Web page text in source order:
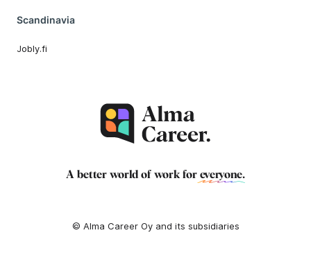
Scandinavia
Jobly.fi
A better world of work for everyone.
© Alma Career Oy and its subsidiaries